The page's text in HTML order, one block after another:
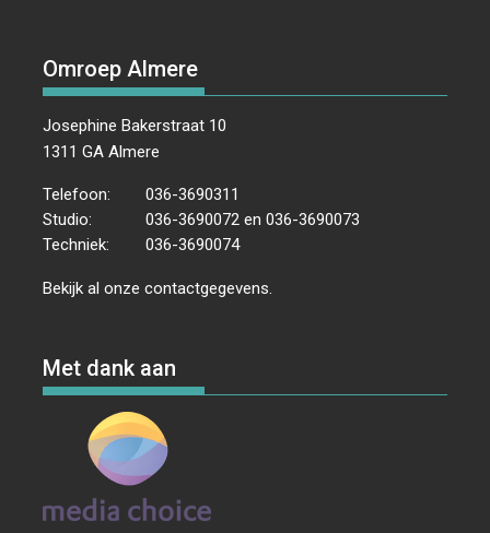
Omroep Almere
Josephine Bakerstraat 10
1311 GA Almere
Telefoon:
036-3690311
Studio:
036-3690072 en 036-3690073
Techniek:
036-3690074
Bekijk al onzecontactgegevens
Met dank aan